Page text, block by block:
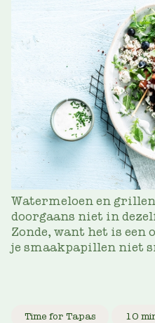
Watermeloen en
doorgaans niet in
Zonde, want het is
je smaakpapillen niet
Time for Tapas 10